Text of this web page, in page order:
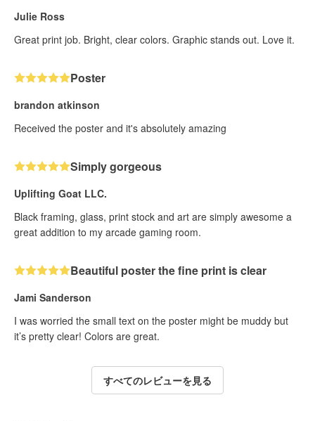
Julie Ross
Great print job. Bright, clear colors. Graphic stands out. Love it.
Poster
brandon atkinson
Received the poster and it's absolutely amazing
Simply gorgeous
Uplifting Goat LLC.
Black framing, glass, print stock and art are simply awesome a
great addition to my arcade gaming room.
Beautiful poster the fine print is clear
Jami Sanderson
I was worried the small text on the poster might be muddy but
it’s pretty clear! Colors are great.
すべてのレビューを見る